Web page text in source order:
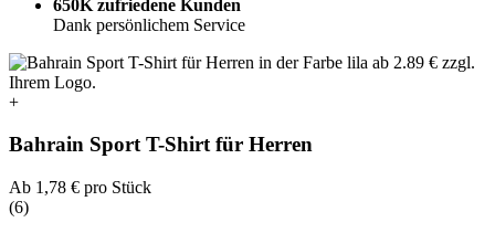
650K zufriedene Kunden
Dank persönlichem Service
+
Bahrain Sport T-Shirt für Herren
Ab 1,78 € pro Stück
(6)